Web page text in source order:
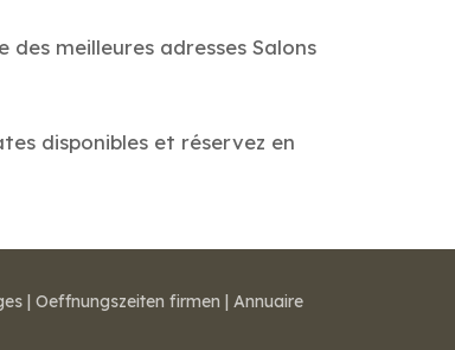
meilleures adresses Salons
disponibles et réservez en
| Oeffnungszeiten firmen | Annuaire